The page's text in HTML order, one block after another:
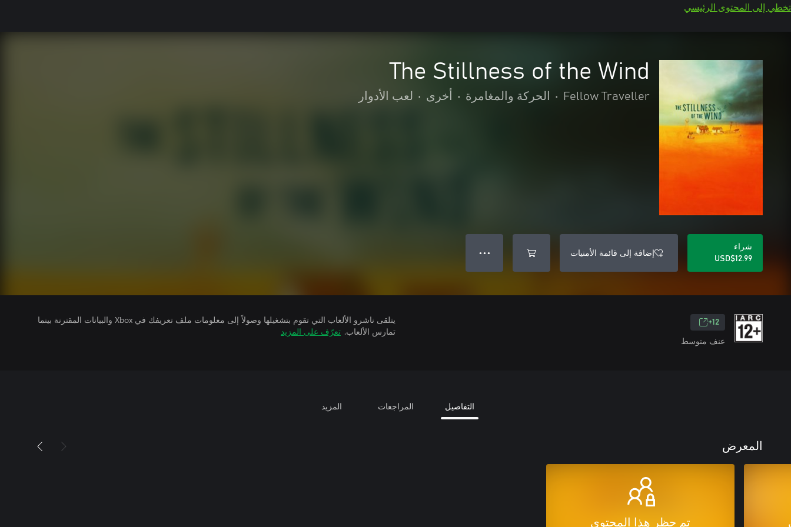
تخطي إلى المحتوى الرئيسي
The Stillness of the Wind
Fellow Traveller
• الحركة والمغامرة • أخرى • لعب الأدوار
شراء
USD$12.99
إضافة إلى قائمة الأمنيات ● ● ●
12+
عنف متوسط
يتلقى ناشرو الألعاب التي تقوم بتشغيلها وصولاً إلى معلومات ملف تعريفك في Xbox والبيانات المقترنة بينما
تمارس الألعاب. تعرّف على المزيد
التفاصيل المراجعات المزيد
المعرض
تم حظر هذا المحتوى